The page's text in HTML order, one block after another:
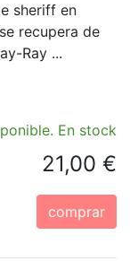
sheriff en
recupera de
Ray ...
En stock
21,00 €
comprar